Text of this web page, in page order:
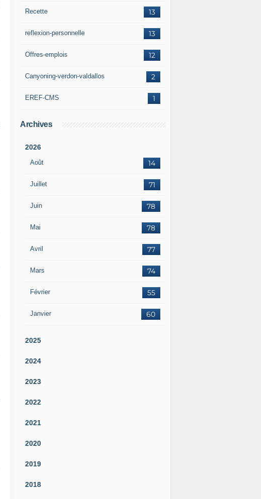
13
Recette
13
reflexion-personnelle
12
Offres-emplois
2
Canyoning-verdon-valdallos
1
EREF-CMS
Archives
2026
Août 14
Juillet 71
Juin 78
Mai 78
Avril 77
Mars 74
Février 55
Janvier 60
2025
2024
2023
2022
2021
2020
2019
2018